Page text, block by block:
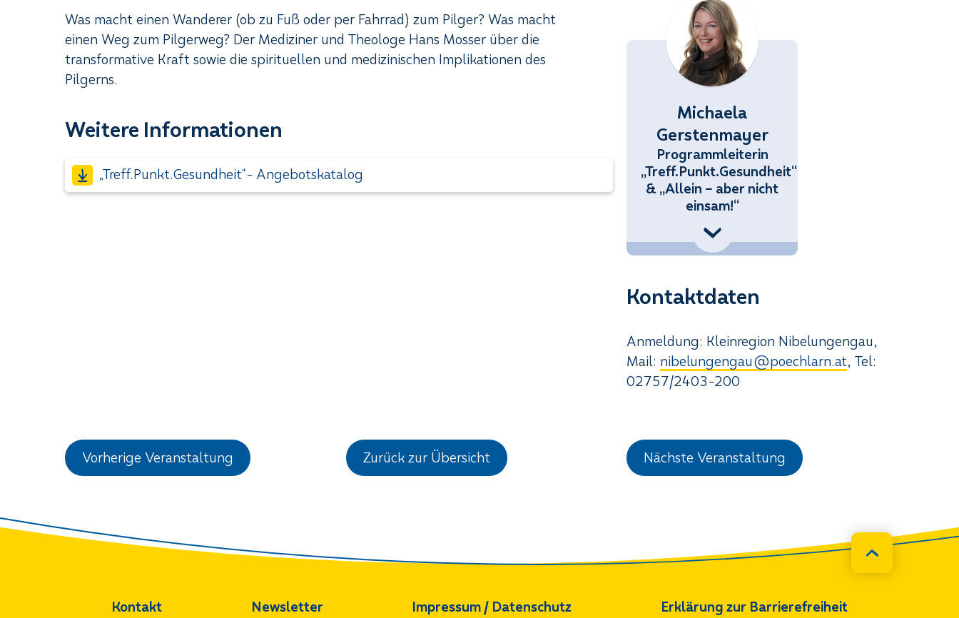
Was macht einen Wanderer (ob zu Fuß oder per Fahrrad) zum Pilger? Was macht
einen Weg zum Pilgerweg? Der Mediziner und Theologe Hans Mosser über die
transformative Kraft sowie die spirituellen und medizinischen Implikationen des
Pilgerns.
Weitere Informationen
„Treff.Punkt.Gesundheit“- Angebotskatalog
Michaela
Gerstenmayer
Programmleiterin
„Treff.Punkt.Gesundheit“
& „Allein – aber nicht
einsam!“
Michaela.Gerstenmayer@noetutgut.at
Kontaktdaten
Anmeldung: Kleinregion Nibelungengau,
Mail: nibelungengau@poechlarn.at, Tel:
02757/2403-200
Vorherige Veranstaltung Zurück zur Übersicht Nächste Veranstaltung
Kontakt Newsletter Impressum / Datenschutz Erklärung zur Barrierefreiheit